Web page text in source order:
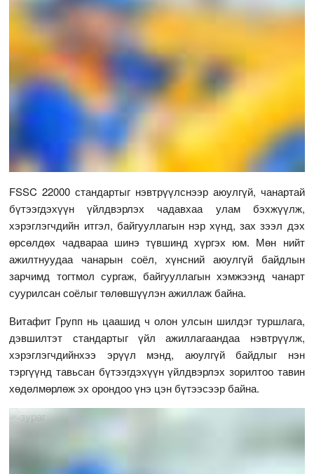
FSSC 22000 стандартыг нэвтрүүлснээр аюулгүй, чанартай
бүтээгдэхүүн үйлдвэрлэх чадавхаа улам бэхжүүлж,
хэрэглэгчдийн итгэл, байгууллагын нэр хүнд, зах зээл дэх
өрсөлдөх чадвараа шинэ түвшинд хүргэх юм. Мөн нийт
ажилтнуудаа чанарын соёл, хүнсний аюулгүй байдлын
зарчимд тогтмол сургаж, байгууллагын хэмжээнд чанарт
суурилсан соёлыг төлөвшүүлэн ажиллаж байна.
Витафит Групп нь цаашид ч олон улсын шилдэг туршлага,
дэвшилтэт стандартыг үйл ажиллагаандаа нэвтрүүлж,
хэрэглэгчдийнхээ эрүүл мэнд, аюулгүй байдлыг нэн
тэргүүнд тавьсан бүтээгдэхүүн үйлдвэрлэх зорилтоо тавин
хөдөлмөрлөж эх орондоо үнэ цэн бүтээсээр байна.